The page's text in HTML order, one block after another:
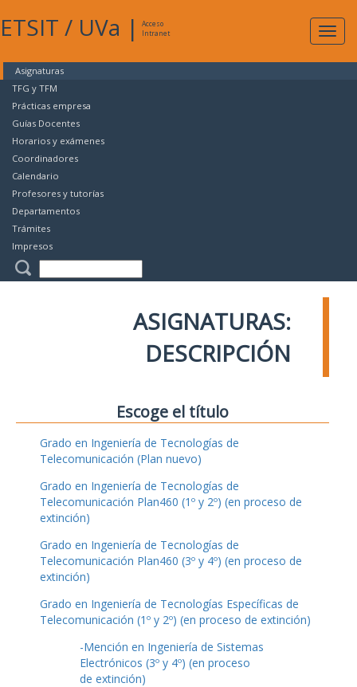
ETSIT / UVa |
Acceso
Intranet
Asignaturas
TFG y TFM
Prácticas empresa
Guías Docentes
Horarios y exámenes
Coordinadores
Calendario
Profesores y tutorías
Departamentos
Trámites
Impresos
ASIGNATURAS:
DESCRIPCIÓN
Escoge el título
Grado en Ingeniería de Tecnologías de
Telecomunicación (Plan nuevo)
Grado en Ingeniería de Tecnologías de
Telecomunicación Plan460 (1º y 2º) (en proceso de
extinción)
Grado en Ingeniería de Tecnologías de
Telecomunicación Plan460 (3º y 4º) (en proceso de
extinción)
Grado en Ingeniería de Tecnologías Específicas de
Telecomunicación (1º y 2º) (en proceso de extinción)
-Mención en Ingeniería de Sistemas
Electrónicos (3º y 4º) (en proceso
de extinción)